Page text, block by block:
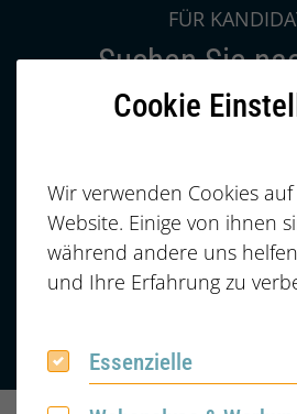
FÜR
Suchen Sie
Karrieremöglichkeiten,
Vielzahl von Positionen
Branchen!
Cookie
Wir verwenden Cookies
Website. Einige von ihnen
während andere uns
und Ihre Erfahrung zu
Essenzielle
Essenzielle